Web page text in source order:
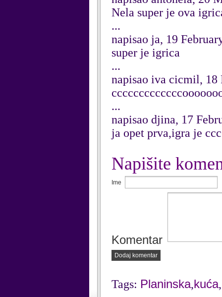
Nela super je ova
...
napisao ja, 19
super je igrica
...
napisao iva cicmil, 18
...
napisao djina, 17
ja opet prva,igra je
Napišite
Ime
Komentar
Dodaj komentar
Tags: Planinska,kuća,